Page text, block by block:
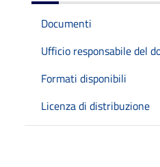
Documenti
Ufficio responsabile del
Formati disponibili
Licenza di distribuzione